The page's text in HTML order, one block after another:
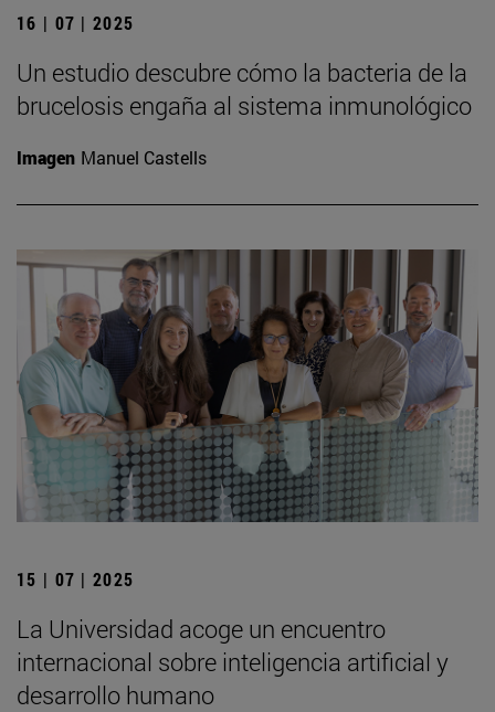
16 | 07 | 2025
Un estudio descubre cómo la bacteria de la
brucelosis engaña al sistema inmunológico
Imagen Manuel Castells
15 | 07 | 2025
La Universidad acoge un encuentro
internacional sobre inteligencia artificial y
desarrollo humano